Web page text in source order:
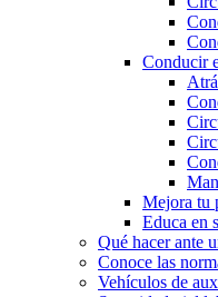
Conducir
Mejora tu
Educa en
Qué hacer ante
Conoce las
Vehículos de